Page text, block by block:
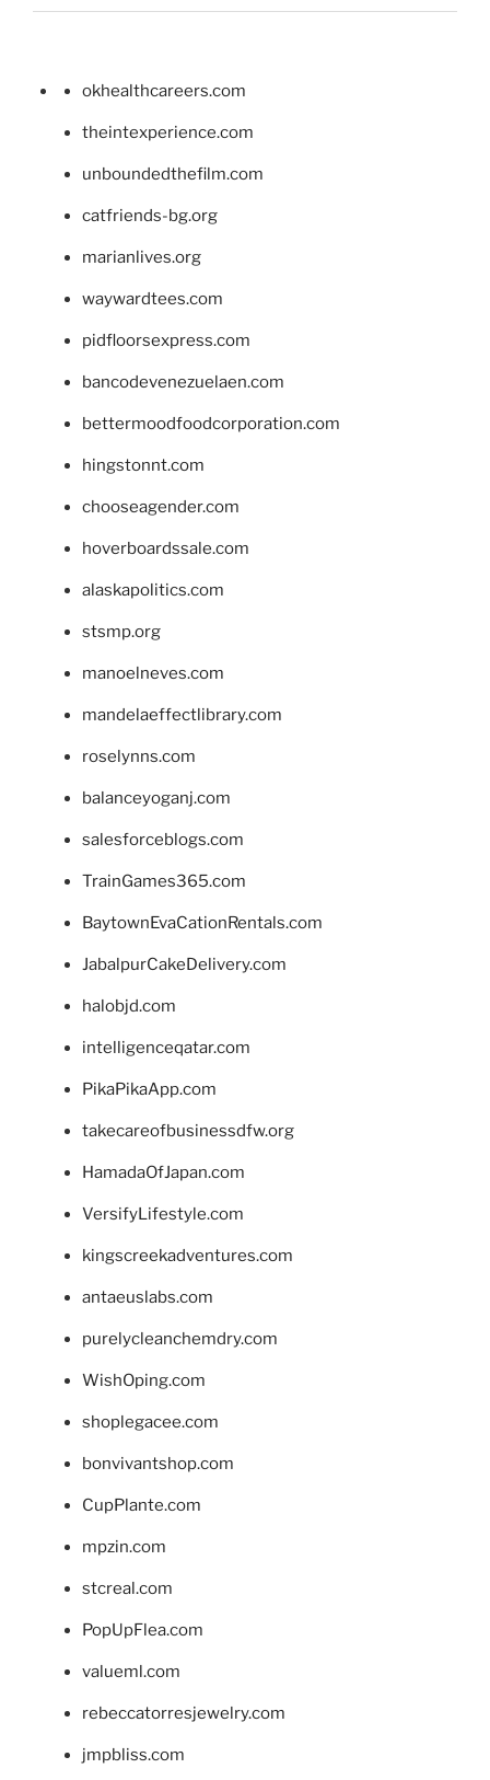
okhealthcareers.com
theintexperience.com
unboundedthefilm.com
catfriends-bg.org
marianlives.org
waywardtees.com
pidfloorsexpress.com
bancodevenezuelaen.com
bettermoodfoodcorporation.com
hingstonnt.com
chooseagender.com
hoverboardssale.com
alaskapolitics.com
stsmp.org
manoelneves.com
mandelaeffectlibrary.com
roselynns.com
balanceyoganj.com
salesforceblogs.com
TrainGames365.com
BaytownEvaCationRentals.com
JabalpurCakeDelivery.com
halobjd.com
intelligenceqatar.com
PikaPikaApp.com
takecareofbusinessdfw.org
HamadaOfJapan.com
VersifyLifestyle.com
kingscreekadventures.com
antaeuslabs.com
purelycleanchemdry.com
WishOping.com
shoplegacee.com
bonvivantshop.com
CupPlante.com
mpzin.com
stcreal.com
PopUpFlea.com
valueml.com
rebeccatorresjewelry.com
jmpbliss.com